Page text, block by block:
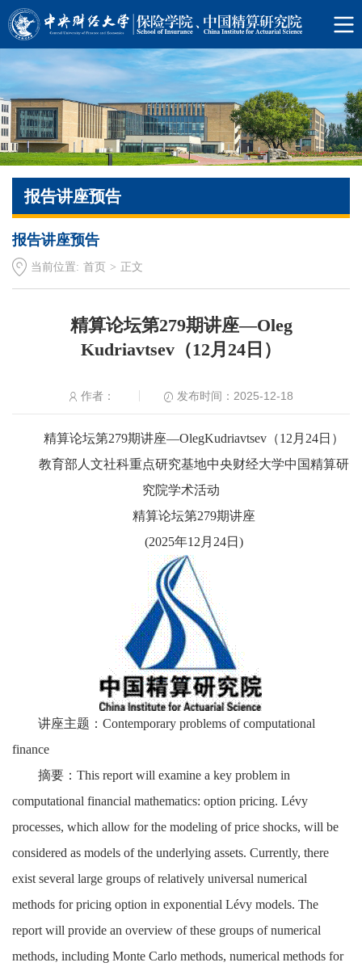
报告讲座预告
报告讲座预告
当前位置: 首页 > 正文
精算论坛第279期讲座—Oleg
Kudriavtsev（12月24日）
作者： 发布时间：2025-12-18
精算论坛第279期讲座—OlegKudriavtsev（12月24日）
教育部人文社科重点研究基地中央财经大学中国精算研
究院学术活动
精算论坛第279期讲座
(2025年12月24日)
讲座主题：Contemporary problems of computational
finance
摘要：This report will examine a key problem in
computational financial mathematics: option pricing. Lévy
processes, which allow for the modeling of price shocks, will be
considered as models of the underlying assets. Currently, there
exist several large groups of relatively universal numerical
methods for pricing option in exponential Lévy models. The
report will provide an overview of these groups of numerical
methods, including Monte Carlo methods, numerical methods for